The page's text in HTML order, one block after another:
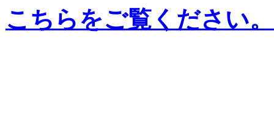
こちらをご覧ください